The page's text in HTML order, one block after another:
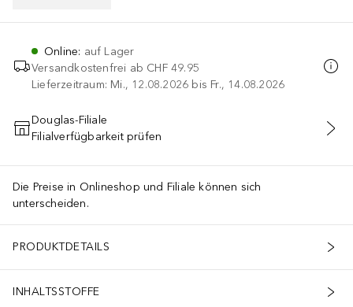
Online: auf Lager
Versandkostenfrei ab CHF 49.95
Lieferzeitraum: Mi., 12.08.2026 bis Fr., 14.08.2026
IN DEN WARENKORB
Douglas-Filiale
Filialverfügbarkeit prüfen
Die Preise in Onlineshop und Filiale können sich
unterscheiden.
PRODUKTDETAILS
INHALTSSTOFFE